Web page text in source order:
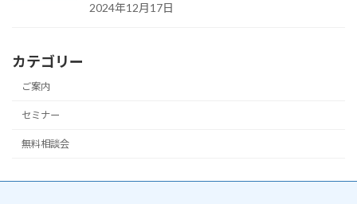
2024年12月17日
カテゴリー
ご案内
セミナー
無料相談会